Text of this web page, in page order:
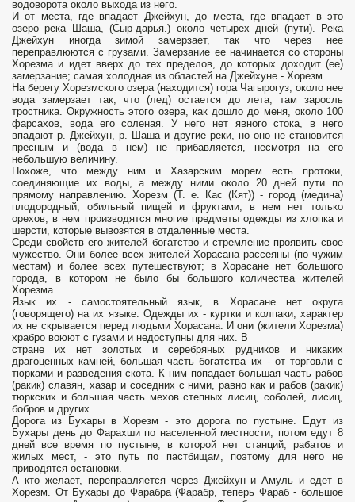
водоворота около выхода из него.
И от места, где впадает Джейхун, до места, где впадает в это
озеро река Шаша, (Сыр-дарья.) около четырех дней (пути). Река
Джейхун иногда зимой замерзает, так что через нее
переправлюются с грузами. Замерзание ее начинается со стороны
Хорезма и идет вверх до тех пределов, до которых доходит (ее)
замерзание; самая холодная из областей на Джейхуне - Хорезм.
На берегу Хорезмского озера (находится) гора Чагырогуз, около нее
вода замерзает так, что (лед) остается до лета; там заросль
тростника. Окружность этого озера, как дошло до меня, около 100
фарсахов, вода его соленая. У него нет явного стока, в него
впадают р. Джейхун, р. Шаша и другие реки, но оно не становится
пресным и (вода в нем) не прибавляется, несмотря на его
небольшую величину.
Похоже, что между ним и Хазарским морем есть протоки,
соединяющие их воды, а между ними около 20 дней пути по
прямому направлению. Хорезм (Т. е. Кас (Кят)) - город (медина)
плодородный, обильный пищей и фруктами, в нем нет только
орехов, в нем производятся многие предметы одежды из хлопка и
шерсти, которые вывозятся в отдаленные места.
Среди свойств его жителей богатство и стремление проявить свое
мужество. Они более всех жителей Хорасана рассеяны (по чужим
местам) и более всех путешествуют; в Хорасане нет большого
города, в котором не было бы большого количества жителей
Хорезма.
Язык их - самостоятельный язык, в Хорасане нет округа
(говорящего) на их языке. Одежды их - куртки и колпаки, характер
их не скрывается перед людьми Хорасана. И они (жители Хорезма)
храбро воюют с гузами и недоступны для них. В
стране их нет золотых и серебряных рудников и никаких
драгоценных камней, большая часть богатства их - от торговли с
тюрками и разведения скота. К ним попадает большая часть рабов
(ракик) славян, хазар и соседних с ними, равно как и рабов (ракик)
тюркских и большая часть мехов степных лисиц, соболей, лисиц,
бобров и других.
Дорога из Бухары в Хорезм - это дорога по пустыне. Едут из
Бухары день до Фарахши по населенной местности, потом едут 8
дней все время по пустыне, в которой нет станций, рабатов и
жилых мест, - это путь по пастбищам, поэтому для него не
приводятся остановки.
А кто желает, переправляется через Джейхун и Амуль и едет в
Хорезм. От Бухары до Фарабра (Фарабр, теперь Фараб - большое